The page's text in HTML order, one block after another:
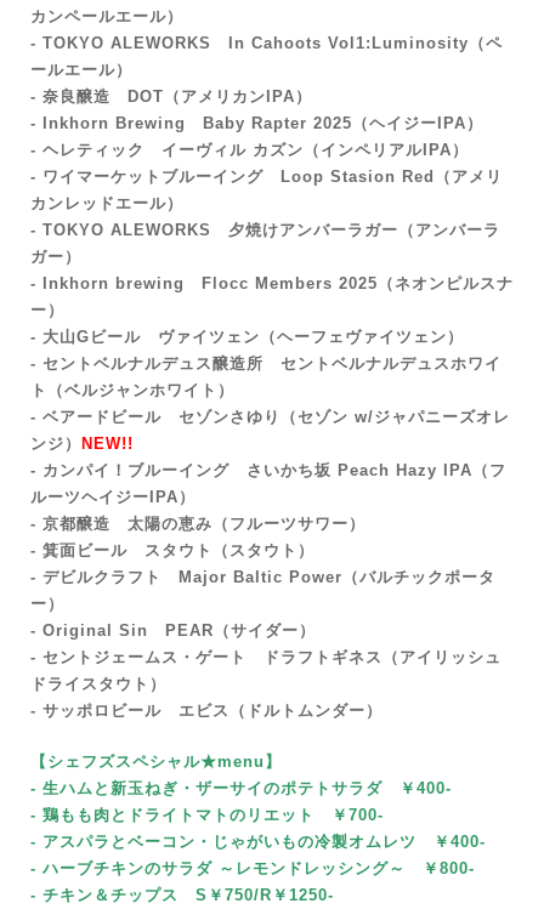
カンペールエール）
- TOKYO ALEWORKS In Cahoots Vol1:Luminosity（ペ
ールエール）
- 奈良醸造 DOT（アメリカンIPA）
- Inkhorn Brewing Baby Rapter 2025 （ヘイジーIPA）
- ヘレティック イーヴィル カズン（インペリアルIPA）
- ワイマーケットブルーイング Loop Stasion Red（アメリ
カンレッドエール）
- TOKYO ALEWORKS 夕焼けアンバーラガー（アンバーラ
ガー）
- Inkhorn brewing Flocc Members 2025（ネオンピルスナ
ー ）
- 大山Gビール ヴァイツェン（ヘーフェヴァイツェン）
- セントベルナルデュス醸造所 セントベルナルデュスホワイ
ト（ベルジャンホワイト）
- ベアードビール セゾンさゆり（セゾン w/ジャパニーズオレ
ンジ）
NEW!!
- カンパイ！ブルーイング さいかち坂 Peach Hazy IPA（フ
ルーツヘイジーIPA）
- 京都醸造 太陽の恵み（フルーツサワー）
- 箕面ビール スタウト（スタウト）
- デビルクラフト Major Baltic Power（バルチックポータ
ー）
- Original Sin PEAR（サイダー）
- セントジェームス・ゲート ドラフトギネス（アイリッシュ
ドライスタウト）
- サッポロビール エビス（ドルトムンダー）
【シェフズスペシャル★menu 】
- 生ハムと新玉ねぎ・ザーサイのポテトサラダ ￥400-
- 鶏もも肉とドライトマトのリエット
￥700-
- アスパラとベーコン・じゃがいもの冷製オムレツ ￥400-
- ハーブチキンのサラダ ～レモンドレッシング～
￥800-
- チキン＆チップス S￥750/R￥1250-